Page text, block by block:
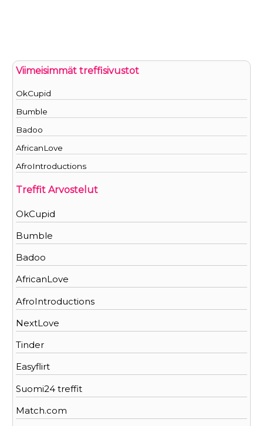
Viimeisimmät treffisivustot
OkCupid
Bumble
Badoo
AfricanLove
AfroIntroductions
Treffit Arvostelut
OkCupid
Bumble
Badoo
AfricanLove
AfroIntroductions
NextLove
Tinder
Easyflirt
Suomi24 treffit
Match.com